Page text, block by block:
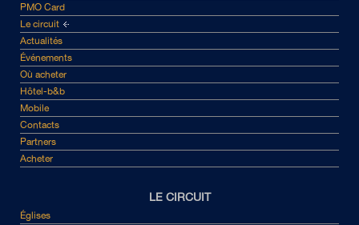
PMO Card
Le circuit
Actualités
Événements
Où acheter
Hôtel-b&b
Mobile
Contacts
Partners
Acheter
LE CIRCUIT
Églises